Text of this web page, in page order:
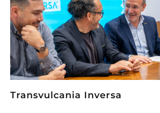
Transvulcania Inversa